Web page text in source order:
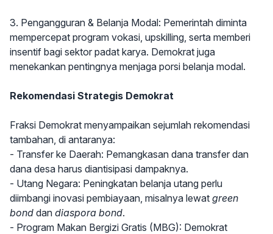
3. Pengangguran & Belanja Modal: Pemerintah diminta
mempercepat program vokasi, upskilling, serta memberi
insentif bagi sektor padat karya. Demokrat juga
menekankan pentingnya menjaga porsi belanja modal.
Rekomendasi Strategis Demokrat
Fraksi Demokrat menyampaikan sejumlah rekomendasi
tambahan, di antaranya:
- Transfer ke Daerah: Pemangkasan dana transfer dan
dana desa harus diantisipasi dampaknya.
- Utang Negara: Peningkatan belanja utang perlu
diimbangi inovasi pembiayaan, misalnya lewat green
bond dan diaspora bond.
- Program Makan Bergizi Gratis (MBG): Demokrat